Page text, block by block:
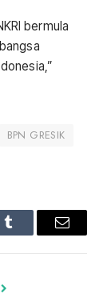
bermula
BPN GRESIK
Tumblr Email